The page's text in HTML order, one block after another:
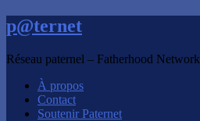
p@ternet
Réseau paternel – Fatherhood Network
À propos
Contact
Soutenir Paternet